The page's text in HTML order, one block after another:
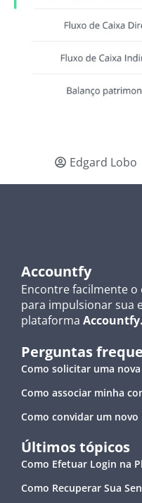
Edgard Lobo
Accountfy
Encontre facilmente
para impulsionar sua
plataforma Accountfy.
Perguntas
Como solicitar uma nova
Como associar minha
Como convidar um novo
Últimos tópicos
Como Efetuar Login na
Como Recuperar Sua